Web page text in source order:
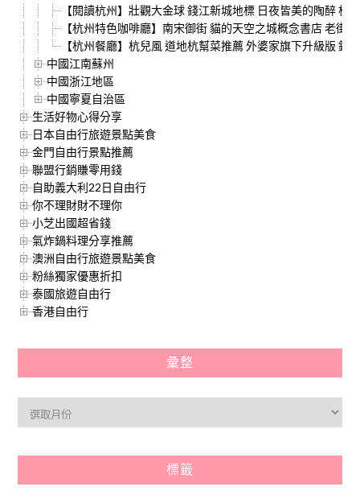
【閱讀杭州】壯觀大金球 錢江新城地標 日夜皆美的陶醉 杭
【杭州特色咖啡廳】南宋御街 貓的天空之城概念書店 老街
【杭州餐廳】杭兒風 道地杭幫菜推薦 外婆家旗下升級版 錢
中國江南蘇州
中國浙江地區
中國寧夏自治區
生活好物心得分享
日本自由行旅遊景點美食
金門自由行景點推薦
聯盟行銷賺零用錢
自助義大利22日自由行
你不理財財不理你
小芝出國超省錢
氣炸鍋料理分享推薦
澳洲自由行旅遊景點美食
粉絲獨家優惠折扣
泰國旅遊自由行
香港自由行
彙整
標籤